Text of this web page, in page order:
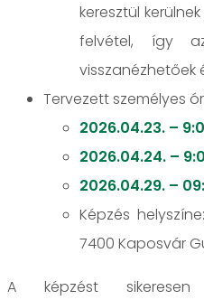
keresztül
felvétel, így
visszanézhetőek
Tervezett személyes
2026.04.23. –
2026.04.24. –
2026.04.29. –
Képzés
7400 Kaposvár
A képzést sikeresen